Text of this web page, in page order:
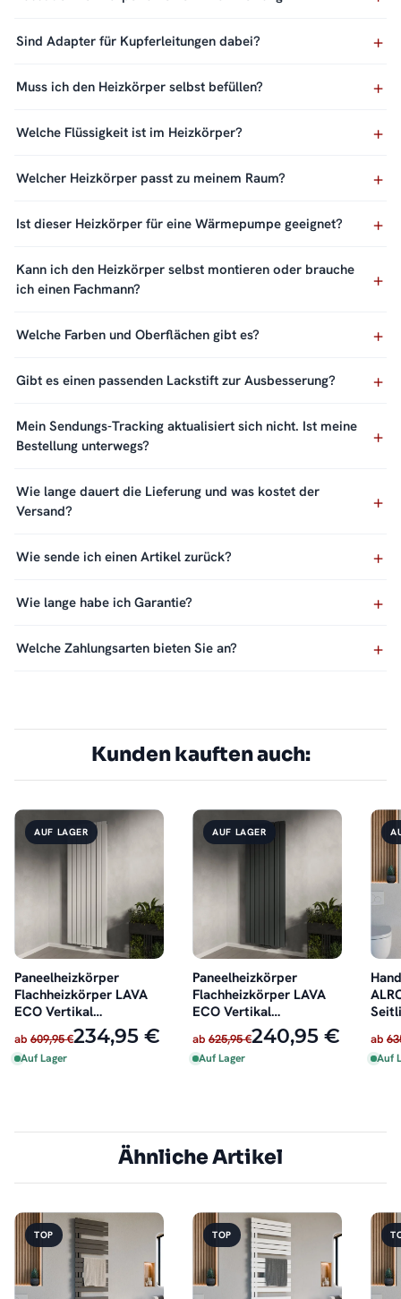
Sind Adapter für Kupferleitungen dabei?
Muss ich den Heizkörper selbst befüllen?
Welche Flüssigkeit ist im Heizkörper?
Welcher Heizkörper passt zu meinem Raum?
Ist dieser Heizkörper für eine Wärmepumpe geeignet?
Kann ich den Heizkörper selbst montieren oder brauche
ich einen Fachmann?
Welche Farben und Oberflächen gibt es?
Gibt es einen passenden Lackstift zur Ausbesserung?
Mein Sendungs-Tracking aktualisiert sich nicht. Ist meine
Bestellung unterwegs?
Wie lange dauert die Lieferung und was kostet der
Versand?
Wie sende ich einen Artikel zurück?
Wie lange habe ich Garantie?
Welche Zahlungsarten bieten Sie an?
Kunden kauften auch:
AUF LAGER
Paneelheizkörper
Flachheizkörper LAVA
ECO Vertikal
Doppellagig Weiß
ab 609,95 €234,95 €
Auf Lager
AUF LAGER
Paneelheizkörper
Flachheizkörper LAVA
ECO Vertikal
Doppellagig Anthrazit
ab 625,95 €240,95 €
Auf Lager
ab
Auf
Ähnliche Artikel
TOP TOP